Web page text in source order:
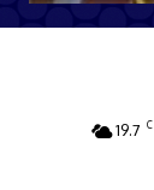
19.7 C